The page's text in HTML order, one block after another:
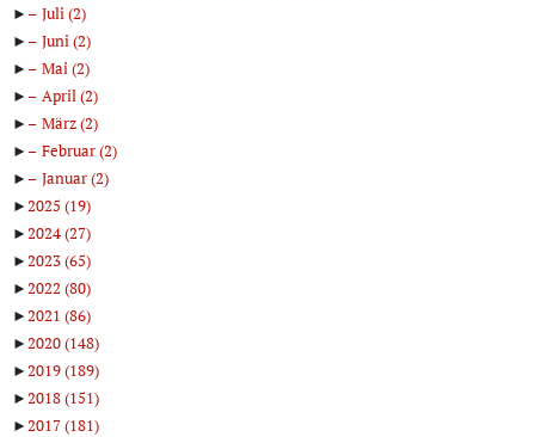
►
Juli(2)
►
Juni(2)
►
Mai(2)
►
April(2)
►
März(2)
►
Februar(2)
►
Januar(2)
►2025 (19)
►2024(27)
►2023(65)
►2022 (80)
►2021 (86)
►2020(148)
►2019(189)
►2018(151)
►2017(181)